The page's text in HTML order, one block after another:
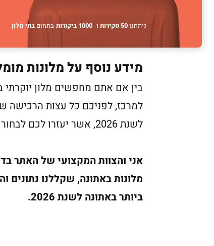
ניתחנו50 סקירות ו- 1000 ביקורות בתחום בתי מלון
מידע נוסף על מלונות
בין אם אתם מחפשים מלון יוקרתי
למרכז, לפניכם כל עצות הרכישה
לשנת 2026, אשר יעזרו לכם לבחור את המלון באתונה שמתאים ביותר עבורכם.
אני והצוות המקצועי של האתר
מלונות באתונה, שקללנו נתונים
ביותר באתונה לשנת 2026.